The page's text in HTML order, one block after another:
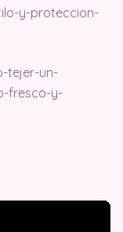
y-proteccion-
tejer-un-
fresco-y-